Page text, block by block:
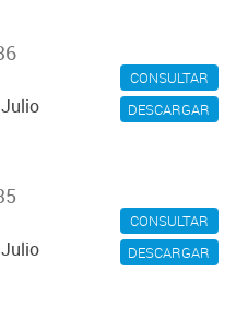
CONSULTAR
DESCARGAR
CONSULTAR
DESCARGAR